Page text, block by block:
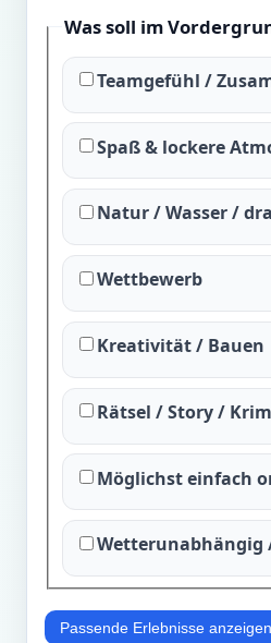
Was soll im
Teamgefühl /
Spaß & lockere
Natur / Wasser /
Wettbewerb
Kreativität / Bauen
Rätsel / Story /
Möglichst einfach
Wetterunabhängig
Passende Erlebnisse anzeigen